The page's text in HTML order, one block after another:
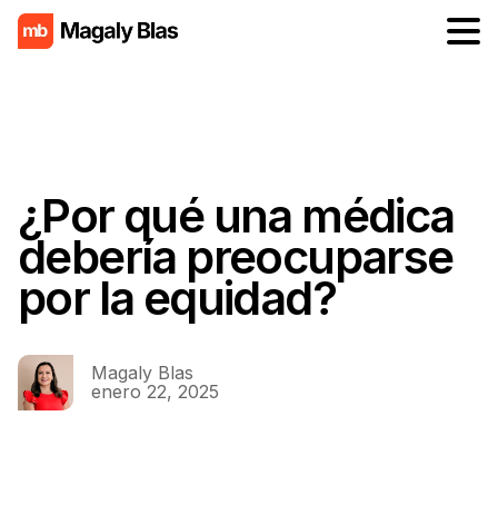
¿Por qué una médica
debería preocuparse
por la equidad?
Magaly Blas
enero 22, 2025